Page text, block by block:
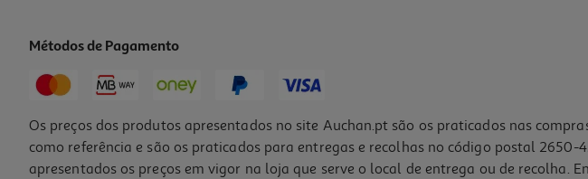
Métodos de Pagamento
Os preços dos produtos apresentados no site Auchan.pt são os praticados nas
como referência e são os praticados para entregas e recolhas no código postal
apresentados os preços em vigor na loja que serve o local de entrega ou de